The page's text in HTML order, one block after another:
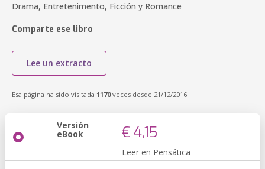
Drama, Entretenimento, Ficción y Romance
Comparte ese libro
Lee un extracto
Esa página ha sido visitada 1170veces desde 21/12/2016
Versión
eBook € 4,15
Leer en Pensática